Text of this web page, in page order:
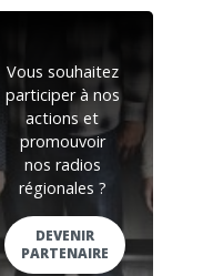
Vous souhaitez
participer à nos
actions et
promouvoir
nos radios
régionales ?
DEVENIR
PARTENAIRE